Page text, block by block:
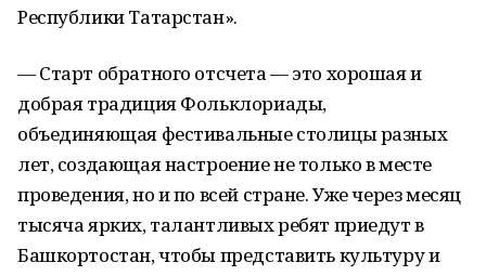
Республики Татарстан».
— Старт обратного отсчета — это хорошая и
добрая традиция Фольклориады,
объединяющая фестивальные столицы разных
лет, создающая настроение не только в месте
проведения, но и по всей стране. Уже через месяц
тысяча ярких, талантливых ребят приедут в
Башкортостан, чтобы представить культуру и